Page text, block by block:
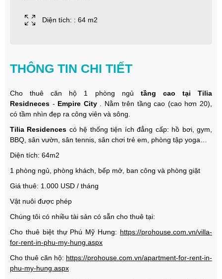
Diện tích: : 64 m2
THÔNG TIN CHI TIẾT
Cho thuê căn hộ 1 phòng ngủ tầng cao tại Tilia
Residneces - Empire City. Nằm trên tầng cao (cao hơn 20),
có tầm nhìn đẹp ra công viên và sông.
Tilia Residences có hệ thống tiện ích đẳng cấp: hồ bơi, gym,
BBQ, sân vườn, sân tennis, sân chơi trẻ em, phòng tập yoga…
Diện tích: 64m2
1 phòng ngủ, phòng khách, bếp mở, ban công và phòng giặt
Giá thuê: 1.000 USD / tháng
Vật nuôi được phép
Chúng tôi có nhiều tài sản có sẵn cho thuê tại:
Cho thuê biệt thự Phú Mỹ Hưng: https://prohouse.com.vn/villa-
for-rent-in-phu-my-hung.aspx
Cho thuê căn hộ: https://prohouse.com.vn/apartment-for-rent-in-
phu-my-hung.aspx